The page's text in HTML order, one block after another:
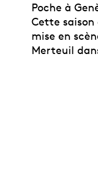
Poche à
Cette saison
mise en
Merteuil